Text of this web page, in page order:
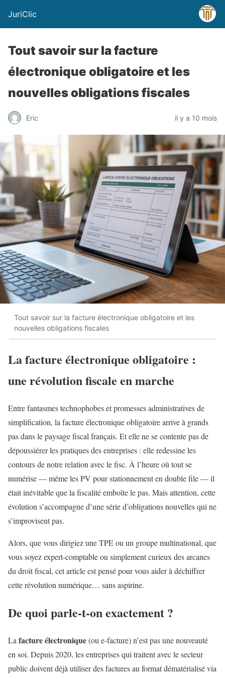
JuriClic
Tout savoir sur la facture
électronique obligatoire et les
nouvelles obligations fiscales
Eric il y a 10 mois
Tout savoir sur la facture électronique obligatoire et les
nouvelles obligations fiscales
La facture électronique obligatoire :
une révolution fiscale en marche
Entre fantasmes technophobes et promesses administratives de
simplification, la facture électronique obligatoire arrive à grands
pas dans le paysage fiscal français. Et elle ne se contente pas de
dépoussiérer les pratiques des entreprises : elle redessine les
contours de notre relation avec le fisc. À l’heure où tout se
numérise — même les PV pour stationnement en double file — il
était inévitable que la fiscalité emboîte le pas. Mais attention, cette
évolution s’accompagne d’une série d’obligations nouvelles qui ne
s’improvisent pas.
Alors, que vous dirigiez une TPE ou un groupe multinational, que
vous soyez expert-comptable ou simplement curieux des arcanes
du droit fiscal, cet article est pensé pour vous aider à déchiffrer
cette révolution numérique… sans aspirine.
De quoi parle-t-on exactement ?
Lafacture électronique(ou e-facture) n’est pas une nouveauté
en soi. Depuis 2020, les entreprises qui traitent avec le secteur
public doivent déjà utiliser des factures au format dématérialisé via